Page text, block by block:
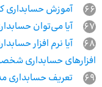
66
آموزش حسابداری
67
آیا می‌توان
68
آیا نرم افزار
افزارهای حسابداری
69
تعریف حسابداری